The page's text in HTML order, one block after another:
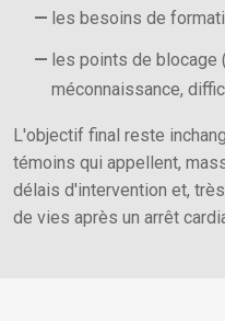
les besoins de
les points de blocage
méconnaissance,
L'objectif final reste
témoins qui appellent,
délais d'intervention et,
de vies après un arrêt